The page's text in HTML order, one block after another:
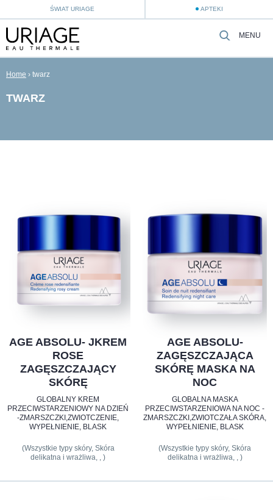
ŚWIAT URIAGE APTEKI
MENU
Home › twarz
TWARZ
AGE ABSOLU- JKREM
ROSE
ZAGĘSZCZAJĄCY
SKÓRĘ
GLOBALNY KREM
PRZECIWSTARZENIOWY NA DZIEŃ
-ZMARSZCZKI,ZWIOTCZENIE,
WYPEŁNIENIE, BLASK
(Wszystkie typy skóry, Skóra
delikatna i wrażliwa, , )
AGE ABSOLU-
ZAGĘSZCZAJĄCA
SKÓRĘ MASKA NA
NOC
GLOBALNA MASKA
PRZECIWSTARZENIOWA NA NOC -
ZMARSZCZKI,ZWIOTCZAŁA SKÓRA,
WYPEŁNIENIE, BLASK
(Wszystkie typy skóry, Skóra
delikatna i wrażliwa, , )